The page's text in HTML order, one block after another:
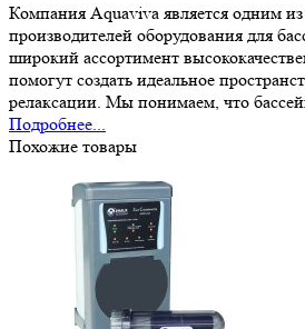
Компания Aquaviva является одним
производителей оборудования для
широкий ассортимент
помогут создать идеальное
релаксации. Мы понимаем, что
Подробнее...
Похожие товары